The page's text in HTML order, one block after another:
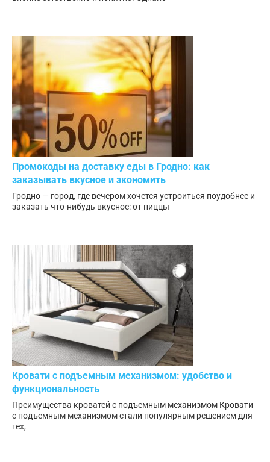
Промокоды на доставку еды в Гродно: как
заказывать вкусное и экономить
Гродно — город, где вечером хочется устроиться поудобнее и
заказать что-нибудь вкусное: от пиццы
Кровати с подъемным механизмом: удобство и
функциональность
Преимущества кроватей с подъемным механизмом Кровати
с подъемным механизмом стали популярным решением для
тех,